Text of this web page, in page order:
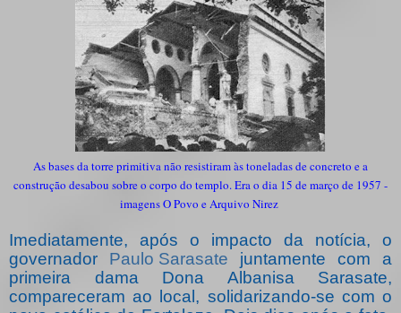
As bases da torre primitiva não resistiram às toneladas de concreto e a
construção desabou sobre o corpo do templo. Era o dia 15 de março de 1957 -
imagens O Povo e Arquivo Nirez
Imediatamente, após o impacto da notícia, o
governador Paulo Sarasate juntamente com a
primeira dama Dona Albanisa Sarasate,
compareceram ao local, solidarizando-se com o